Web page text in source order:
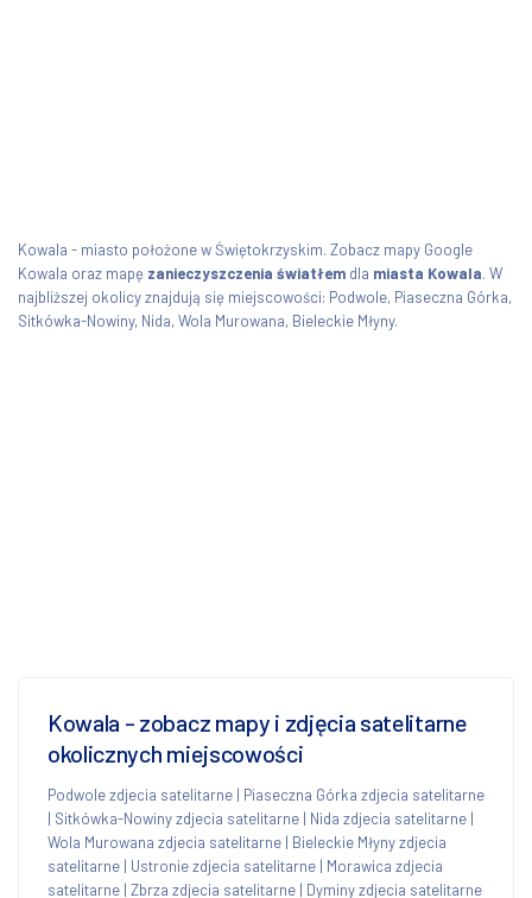
Kowala - miasto położone w Świętokrzyskim. Zobacz mapy Google
Kowala oraz mapę zanieczyszczenia światłem dla miasta Kowala. W
najbliższej okolicy znajdują się miejscowości: Podwole, Piaseczna Górka,
Sitkówka-Nowiny, Nida, Wola Murowana, Bieleckie Młyny.
Kowala - zobacz mapy i zdjęcia satelitarne
okolicznych miejscowości
Podwole zdjecia satelitarne | Piaseczna Górka zdjecia satelitarne
| Sitkówka-Nowiny zdjecia satelitarne | Nida zdjecia satelitarne |
Wola Murowana zdjecia satelitarne | Bieleckie Młyny zdjecia
satelitarne | Ustronie zdjecia satelitarne | Morawica zdjecia
satelitarne | Zbrza zdjecia satelitarne | Dyminy zdjecia satelitarne